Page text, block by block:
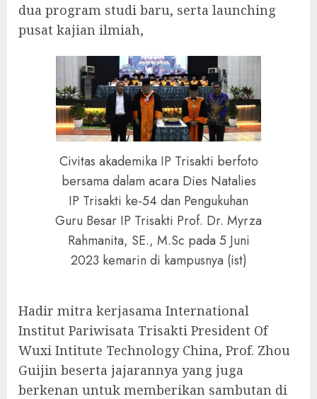
dua program studi baru, serta launching
pusat kajian ilmiah,
Civitas akademika IP Trisakti berfoto
bersama dalam acara Dies Natalies
IP Trisakti ke-54 dan Pengukuhan
Guru Besar IP Trisakti Prof. Dr. Myrza
Rahmanita, SE., M.Sc pada 5 Juni
2023 kemarin di kampusnya (ist)
Hadir mitra kerjasama International
Institut Pariwisata Trisakti President Of
Wuxi Intitute Technology China, Prof. Zhou
Guijin beserta jajarannya yang juga
berkenan untuk memberikan sambutan di